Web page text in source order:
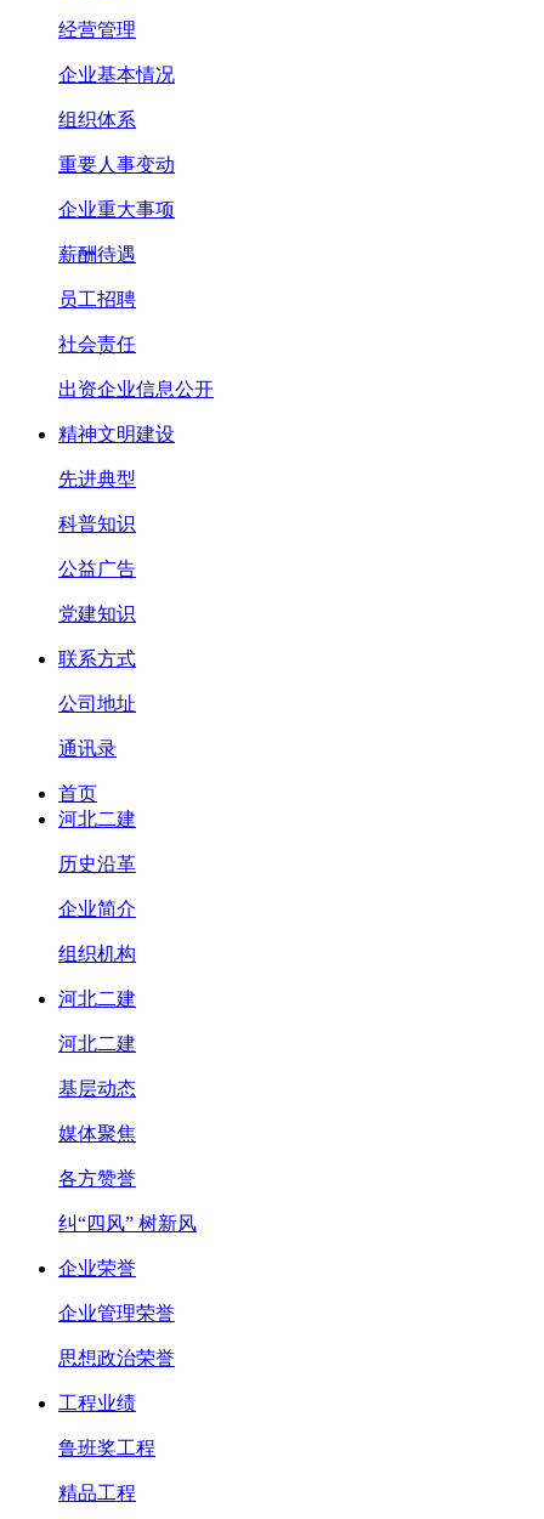
经营管理
企业基本情况
组织体系
重要人事变动
企业重大事项
薪酬待遇
员工招聘
社会责任
出资企业信息公开
精神文明建设
先进典型
科普知识
公益广告
党建知识
联系方式
公司地址
通讯录
首页
河北二建
历史沿革
企业简介
组织机构
河北二建
河北二建
基层动态
媒体聚焦
各方赞誉
纠“四风” 树新风
企业荣誉
企业管理荣誉
思想政治荣誉
工程业绩
鲁班奖工程
精品工程